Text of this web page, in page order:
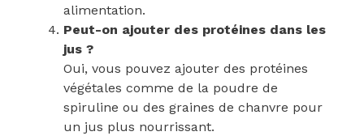
alimentation.
Peut-on ajouter des protéines dans les
jus ?
Oui, vous pouvez ajouter des protéines
végétales comme de la poudre de
spiruline ou des graines de chanvre pour
un jus plus nourrissant.